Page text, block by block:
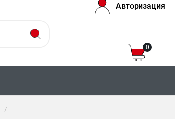
Авторизация
0